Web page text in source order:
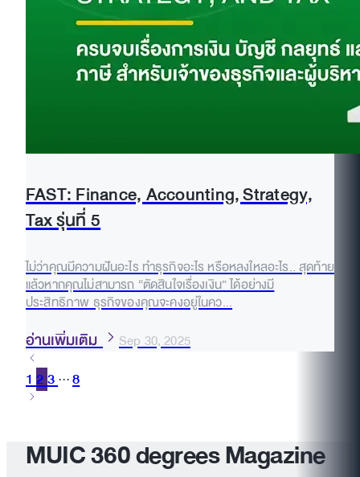
FAST: Finance, Accounting, Strategy,
Tax รุ่นที่ 5
ไม่ว่าคุณมีความฝันอะไร ทำธุรกิจอะไร หรือหลงใหลอะไร.. สุดท้าย
แล้วหากคุณไม่สามารถ “ตัดสินใจเรื่องเงิน” ได้อย่างมี
ประสิทธิภาพ ธุรกิจของคุณจะคงอยู่ในคว...
อ่านเพิ่มเติม Sep 30, 2025
123 ···8
MUIC 360 degrees Magazine